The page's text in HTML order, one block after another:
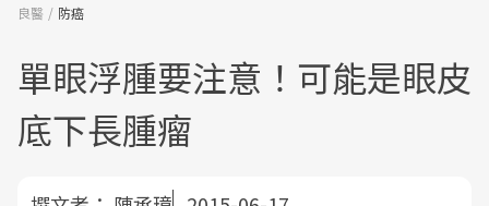
良醫 防癌
單眼浮腫要注意！可能是眼皮
底下長腫瘤